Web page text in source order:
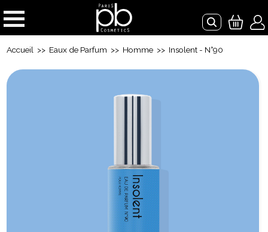
Accueil >> Eaux de Parfum >> Homme >> Insolent - N°90